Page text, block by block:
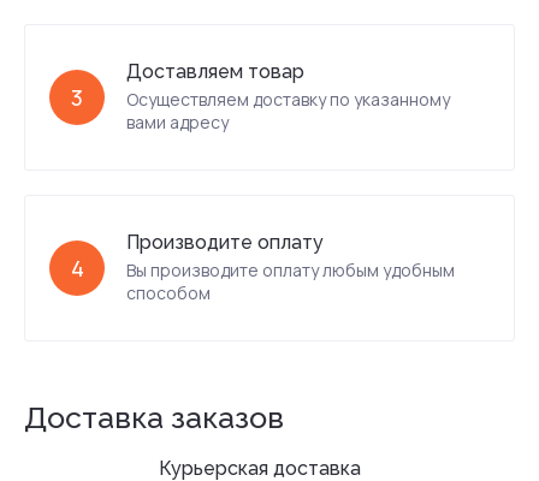
3
Доставляем товар
Осуществляем доставку по указанному
вами адресу
4
Производите оплату
Вы производите оплату любым удобным
способом
Доставка заказов
Курьерская доставка